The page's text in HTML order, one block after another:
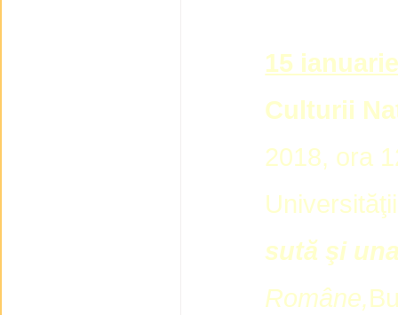
15
Culturii
2018, ora
sută şi
Române,